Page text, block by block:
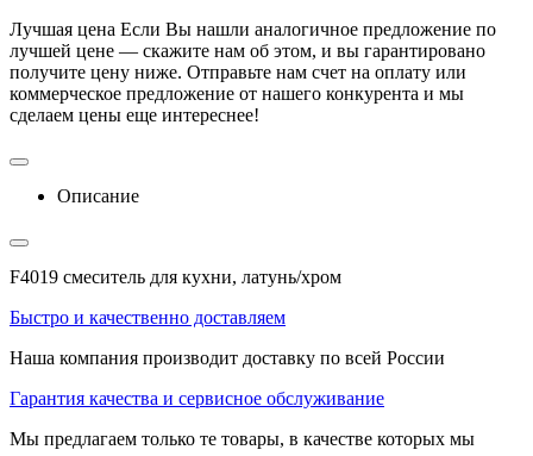
Лучшая цена Если Вы нашли аналогичное предложение по
лучшей цене — скажите нам об этом, и вы гарантировано
получите цену ниже. Отправьте нам счет на оплату или
коммерческое предложение от нашего конкурента и мы
сделаем цены еще интереснее!
Описание
F4019 смеситель для кухни, латунь/хром
Быстро и качественно доставляем
Наша компания производит доставку по всей России
Гарантия качества и сервисное обслуживание
Мы предлагаем только те товары, в качестве которых мы